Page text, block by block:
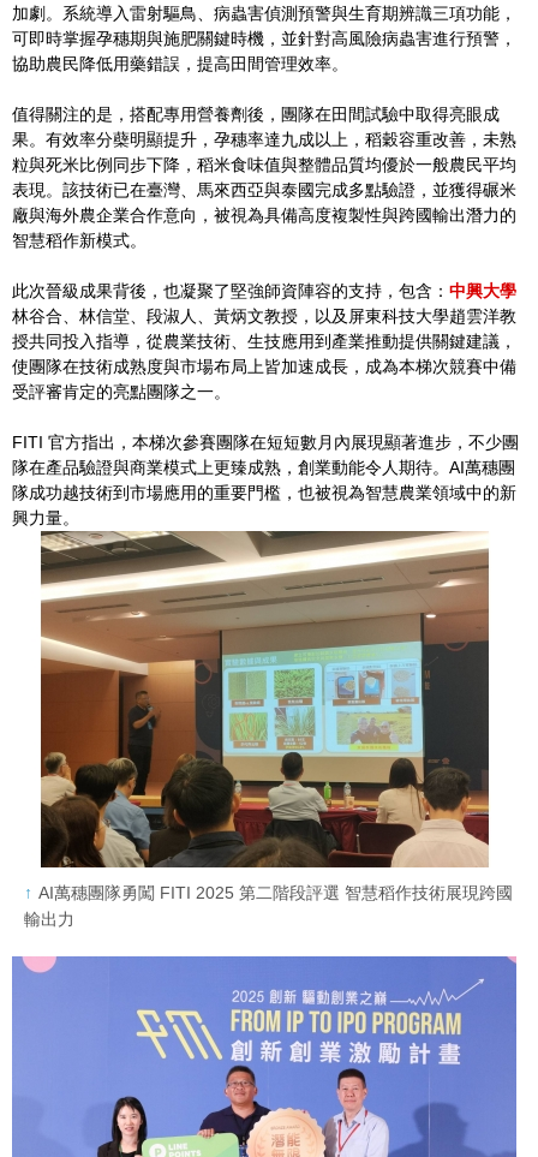
加劇。系統導入雷射驅鳥、病蟲害偵測預警與生育期辨識三項功能，
可即時掌握孕穗期與施肥關鍵時機，並針對高風險病蟲害進行預警，
協助農民降低用藥錯誤，提高田間管理效率。
值得關注的是，搭配專用營養劑後，團隊在田間試驗中取得亮眼成
果。有效率分蘗明顯提升，孕穗率達九成以上，稻穀容重改善，未熟
粒與死米比例同步下降，稻米食味值與整體品質均優於一般農民平均
表現。該技術已在臺灣、馬來西亞與泰國完成多點驗證，並獲得碾米
廠與海外農企業合作意向，被視為具備高度複製性與跨國輸出潛力的
智慧稻作新模式。
此次晉級成果背後，也凝聚了堅強師資陣容的支持，包含： 中興大學
林谷合、林信堂、段淑人、黃炳文教授，以及屏東科技大學趙雲洋教
授共同投入指導，從農業技術、生技應用到產業推動提供關鍵建議，
使團隊在技術成熟度與市場布局上皆加速成長，成為本梯次競賽中備
受評審肯定的亮點團隊之一。
FITI 官方指出，本梯次參賽團隊在短短數月內展現顯著進步，不少團
隊在產品驗證與商業模式上更臻成熟，創業動能令人期待。AI萬穗團
隊成功越技術到市場應用的重要門檻，也被視為智慧農業領域中的新
興力量。
AI萬穗團隊勇闖 FITI 2025 第二階段評選 智慧稻作技術展現跨國
輸出力